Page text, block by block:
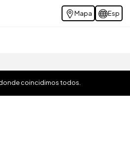
Mapa Esp
donde coincidimos todos.